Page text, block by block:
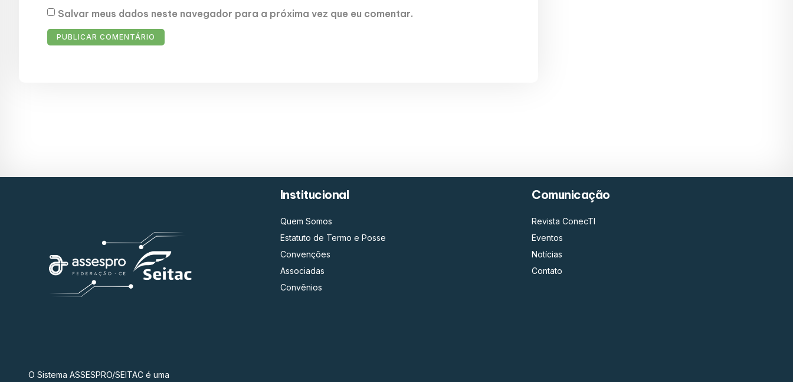
Salvar meus dados neste navegador para a próxima vez que eu comentar.
O Sistema ASSESPRO/SEITAC é uma
Institucional
Quem Somos
Estatuto de Termo e Posse
Convenções
Associadas
Convênios
Comunicação
Revista ConecTI
Eventos
Notícias
Contato